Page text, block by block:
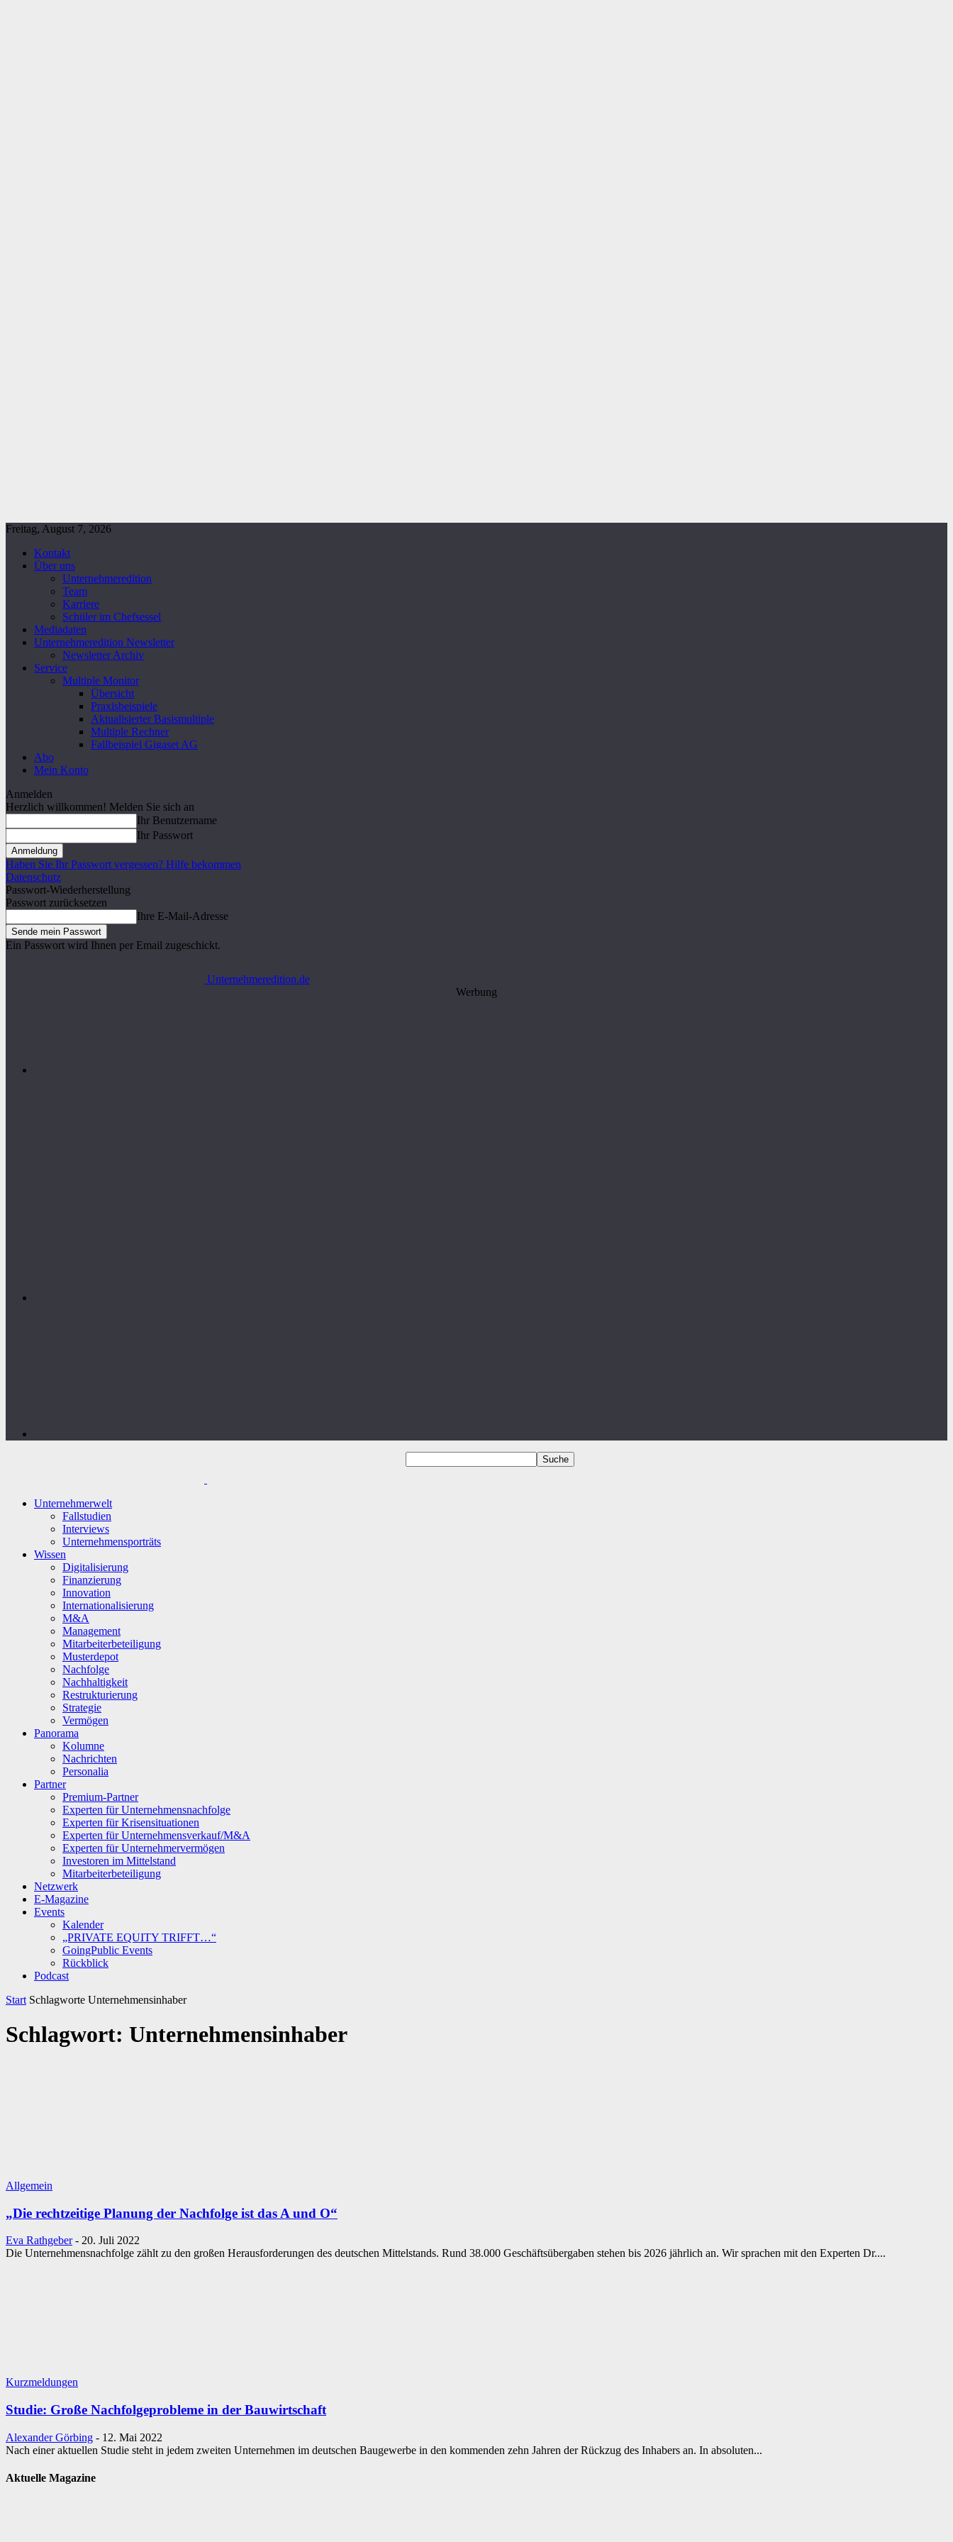
Freitag, August 7, 2026
Kontakt
Über uns
Unternehmeredition
Team
Karriere
Schüler im Chefsessel
Mediadaten
Unternehmeredition Newsletter
Newsletter Archiv
Service
Multiple Monitor
Übersicht
Praxisbeispiele
Aktualisierter Basismultiple
Multiple Rechner
Fallbeispiel Gigaset AG
Abo
Mein Konto
Anmelden
Herzlich willkommen! Melden Sie sich an
Ihr Benutzername
Ihr Passwort
Haben Sie Ihr Passwort vergessen? Hilfe bekommen
Datenschutz
Passwort-Wiederherstellung
Passwort zurücksetzen
Ihre E-Mail-Adresse
Ein Passwort wird Ihnen per Email zugeschickt.
Unternehmeredition.de
Werbung
Unternehmerwelt
Fallstudien
Interviews
Unternehmensporträts
Wissen
Digitalisierung
Finanzierung
Innovation
Internationalisierung
M&A
Management
Mitarbeiterbeteiligung
Musterdepot
Nachfolge
Nachhaltigkeit
Restrukturierung
Strategie
Vermögen
Panorama
Kolumne
Nachrichten
Personalia
Partner
Premium-Partner
Experten für Unternehmensnachfolge
Experten für Krisensituationen
Experten für Unternehmensverkauf/M&A
Experten für Unternehmervermögen
Investoren im Mittelstand
Mitarbeiterbeteiligung
Netzwerk
E-Magazine
Events
Kalender
„PRIVATE EQUITY TRIFFT…“
GoingPublic Events
Rückblick
Podcast
Start Schlagworte Unternehmensinhaber
Schlagwort: Unternehmensinhaber
Allgemein
„Die rechtzeitige Planung der Nachfolge ist das A und O“
Eva Rathgeber - 20. Juli 2022
Die Unternehmensnachfolge zählt zu den großen Herausforderungen des deutschen Mittelstands. Rund 38.000 Geschäftsübergaben stehen bis 2026 jährlich an. Wir sprachen mit den Experten Dr....
Kurzmeldungen
Studie: Große Nachfolgeprobleme in der Bauwirtschaft
Alexander Görbing - 12. Mai 2022
Nach einer aktuellen Studie steht in jedem zweiten Unternehmen im deutschen Baugewerbe in den kommenden zehn Jahren der Rückzug des Inhabers an. In absoluten...
Aktuelle Magazine